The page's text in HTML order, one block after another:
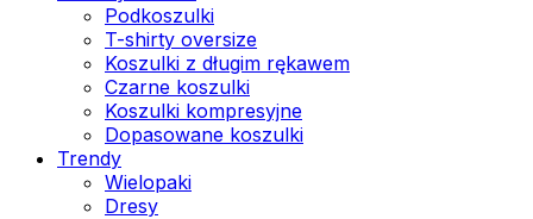
Podkoszulki
T-shirty oversize
Koszulki z długim rękawem
Czarne koszulki
Koszulki kompresyjne
Dopasowane koszulki
Trendy
Wielopaki
Dresy